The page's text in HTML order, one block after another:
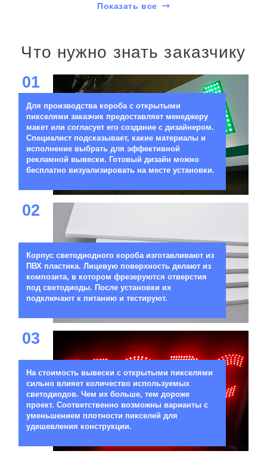
Показать все
Что нужно знать заказчику
01
Для производства короба с открытыми
пикселями заказчик предоставляет менеджеру
макет или согласует его создание с дизайнером.
Специалист подсказывает, какие материалы и
исполнение выбрать для эффективной
рекламной вывески. Готовый дизайн можно
бесплатно визуализировать на месте установки.
02
Корпус светодиодного короба изготавливают из
ПВХ пластика. Лицевую поверхность делают из
композита, в котором фрезеруются отверстия
под светодиоды. После установки их
подключают к питанию и тестируют.
03
На стоимость вывески с открытыми пикселями
сильно влияет количество используемых
светодиодов. Чем их больше, тем дороже
проект. Соответственно возможны варианты с
уменьшением плотности пикселей для
удешевления конструкции.